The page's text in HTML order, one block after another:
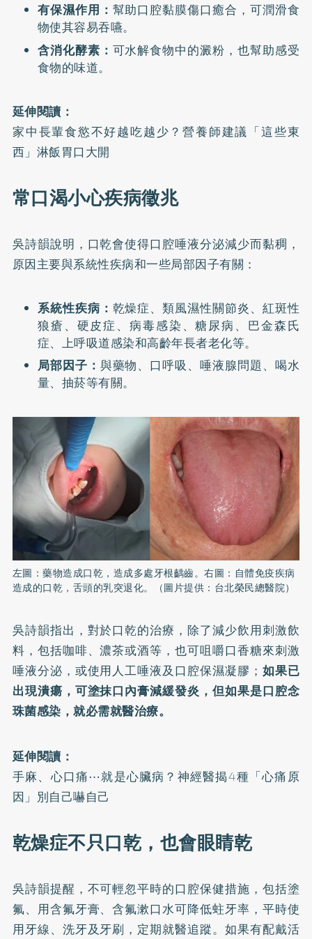
有保濕作用： 幫助口腔黏膜傷口癒合，可潤滑食
物使其容易吞嚥。
含消化酵素： 可水解食物中的澱粉，也幫助感受
食物的味道。
延伸閱讀：
家中長輩食慾不好越吃越少？營養師建議「這些東
西」淋飯胃口大開
常口渴小心疾病徵兆
吳詩韻說明，口乾會使得口腔唾液分泌減少而黏稠，
原因主要與系統性疾病和一些局部因子有關：
系統性疾病： 乾燥症、類風濕性關節炎、紅斑性
狼瘡、硬皮症、病毒感染、糖尿病、巴金森氏
症、上呼吸道感染和高齡年長者老化等。
局部因子： 與藥物、口呼吸、唾液腺問題、喝水
量、抽菸等有關。
左圖：藥物造成口乾，造成多處牙根齲齒。右圖：自體免疫疾病
造成的口乾，舌頭的乳突退化。（圖片提供：台北榮民總醫院）
吳詩韻指出，對於口乾的治療，除了減少飲用刺激飲
料，包括咖啡、濃茶或酒等，也可咀嚼口香糖來刺激
唾液分泌，或使用人工唾液及口腔保濕凝膠； 如果已
出現潰瘍，可塗抹口內膏減緩發炎，但如果是口腔念
珠菌感染，就必需就醫治療。
延伸閱讀：
手麻、心口痛⋯就是心臟病？神經醫揭4種「心痛原
因」別自己嚇自己
乾燥症不只口乾，也會眼睛乾
吳詩韻提醒，不可輕忽平時的口腔保健措施，包括塗
氟、用含氟牙膏、含氟漱口水可降低蛀牙率，平時使
用牙線、洗牙及牙刷，定期就醫追蹤。如果有配戴活